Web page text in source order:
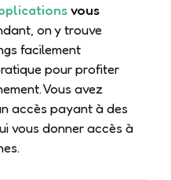
vous
on y trouve
facilement
pour profiter
Vous avez
accès payant à des
vous donner accès à